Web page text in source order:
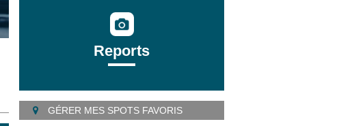
Reports
GÉRER MES SPOTS FAVORIS